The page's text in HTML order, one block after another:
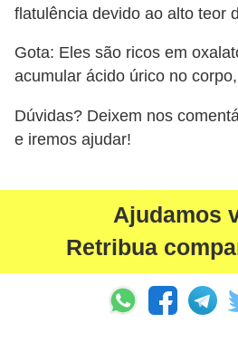
flatulência devido ao alto teor
Gota: Eles são ricos em
acumular ácido úrico no
Dúvidas? Deixem nos
e iremos ajudar!
Ajudamos
Retribua